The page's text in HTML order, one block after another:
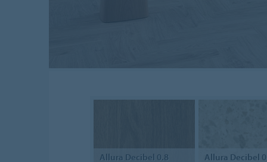
Allura Decibel 0.8 Allura Decibel